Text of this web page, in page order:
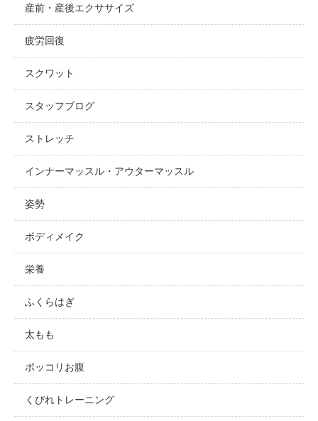
産前・産後エクササイズ
疲労回復
スクワット
スタッフブログ
ストレッチ
インナーマッスル・アウターマッスル
姿勢
ボディメイク
栄養
ふくらはぎ
太もも
ポッコリお腹
くびれトレーニング